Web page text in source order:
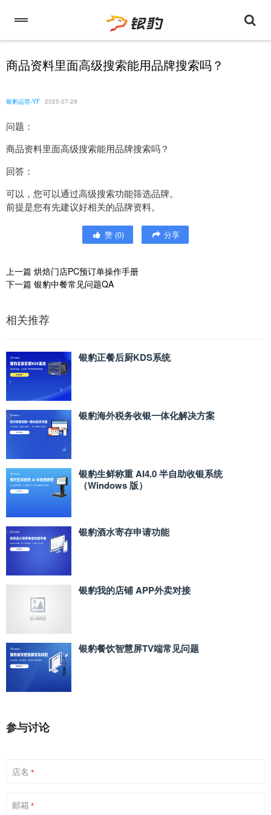
商品资料里面高级搜索能用品牌搜索吗？
银豹运营-YF 2025-07-28
问题：
商品资料里面高级搜索能用品牌搜索吗？
回答：
可以，您可以通过高级搜索功能筛选品牌。
前提是您有先建议好相关的品牌资料。
赞 (0) 分享
上一篇 烘焙门店PC预订单操作手册
下一篇 银豹中餐常见问题QA
相关推荐
银豹正餐后厨KDS系统
银豹海外税务收银一体化解决方案
银豹生鲜称重 AI4.0 半自助收银系统
（Windows 版）
银豹酒水寄存申请功能
银豹我的店铺 APP外卖对接
银豹餐饮智慧屏TV端常见问题
参与讨论
店名 *
邮箱 *